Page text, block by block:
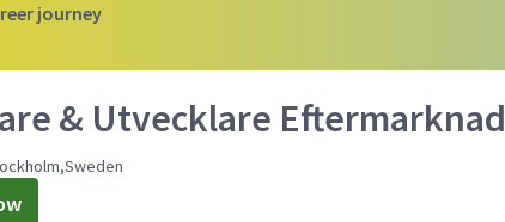
journey
& Utvecklare Eftermarknad